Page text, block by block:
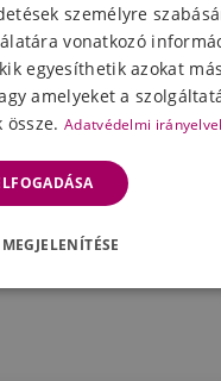
üveg (UV fény)
10 / Mi Note 10
Készleten
személyre
vonatkozó
egyesíthetik azokat
amelyeket a
Adatvédelmi